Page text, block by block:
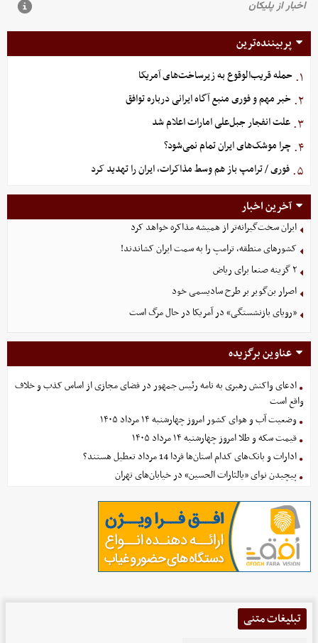
پربیننده‌ترین
۱. حمله قریب‌الوقوع به زیرساخت‌های آمریکا
۲. خبر مهم و فوری منبع آگاه ایرانی درباره توافق
۳. علت انفجار جبل‌علی امارات اعلام شد
۴. چرا موشک‌های ایران تمام نمی‌شود؟
۵. فوری / ترامپ باز هم وسط مذاکرات، ایران را تهدید کرد
آخرین اخبار
ایران سخت‌گیرانه‌تر از همیشه مذاکره خواهد کرد
کشورهای منطقه، ترامپ را به سمت ایران کشاندند!
۲ گزینه صنعا برای ریاض
اصرار بن‌گویر بر طرح سادیسمی خود
«رویای بازنشستگی» در آمریکا در حال مرگ است
عناوین برگزیده
ادعای واکنش رهبری به نامه رئیس جمهور در فضای مجازی از اساس کذب و خلاف
واقع است
وضعیت آب و هوای کشور امروز چهارشنبه ۱۴ مرداد ۱۴۰۵
قیمت سکه و طلا امروز چهارشنبه ۱۴ مرداد ۱۴۰۵
ادارات و بانک‌های کدام استان‌ها فردا 14 مرداد تعطیل هستند؟
پیچیدن نوای «یالثارات الحسین» در خیابان‌های تهران
تبلیغات متنی